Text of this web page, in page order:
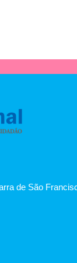
de São